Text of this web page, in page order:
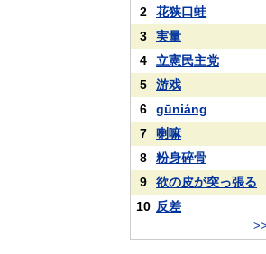
2
花狭口蛙
3
実量
4
立憲民主党
5
游戏
6
gūniáng
7
喇嘛
8
粉身碎骨
9
欲の皮が突っ張る
10 反差